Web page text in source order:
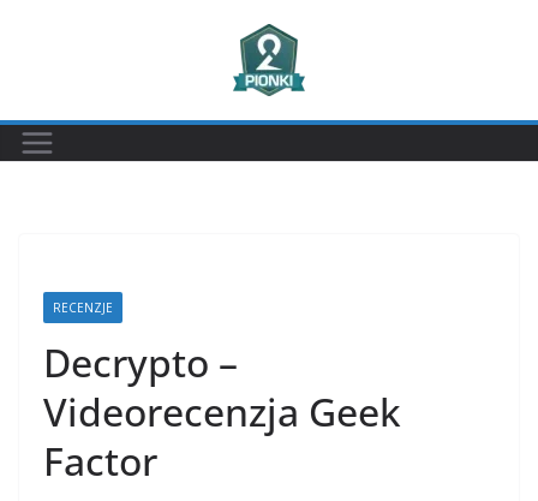
RECENZJE
Decrypto –
Videorecenzja Geek
Factor